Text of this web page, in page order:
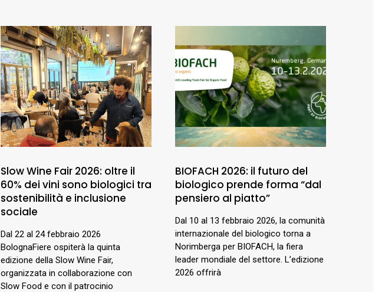
Slow Wine Fair 2026: oltre il
60% dei vini sono biologici tra
sostenibilità e inclusione
sociale
Dal 22 al 24 febbraio 2026
BolognaFiere ospiterà la quinta
edizione della Slow Wine Fair,
organizzata in collaborazione con
Slow Food e con il patrocinio
BIOFACH 2026: il futuro del
biologico prende forma “dal
pensiero al piatto”
Dal 10 al 13 febbraio 2026, la comunità
internazionale del biologico torna a
Norimberga per BIOFACH, la fiera
leader mondiale del settore. L’edizione
2026 offrirà